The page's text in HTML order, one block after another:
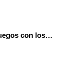
Programa con Scratch juegos con los partidos del mundial 2026 ganados por España